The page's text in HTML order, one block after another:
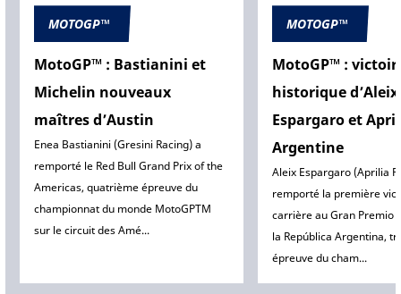
MOTOGP™
MotoGP™ : Bastianini et
Michelin nouveaux
maîtres d’Austin
Enea Bastianini (Gresini Racing) a
remporté le Red Bull Grand Prix of the
Americas, quatrième épreuve du
championnat du monde MotoGPTM
sur le circuit des Amé...
MOTOGP™
MotoGP™ :
historique d’Aleix
Espargaro et
Argentine
Aleix Espargaro (Aprilia
remporté la première
carrière au Gran Premio
la República Argentina,
épreuve du cham...